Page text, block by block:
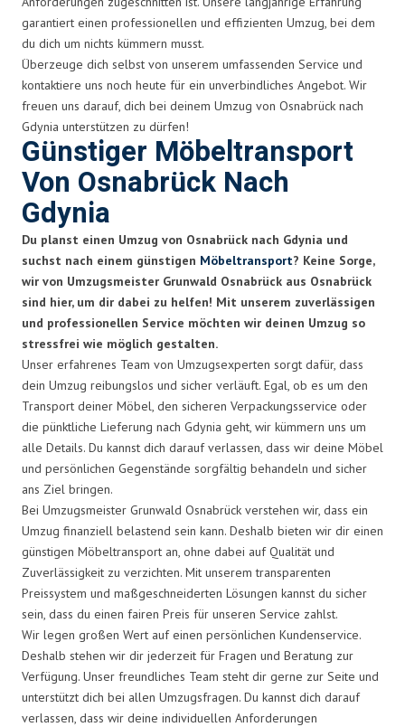
garantiert einen professionellen und effizienten Umzug, bei dem
du dich um nichts kümmern musst.
Überzeuge dich selbst von unserem umfassenden Service und
kontaktiere uns noch heute für ein unverbindliches Angebot. Wir
freuen uns darauf, dich bei deinem Umzug von Osnabrück nach
Gdynia unterstützen zu dürfen!
Günstiger Möbeltransport
Von Osnabrück Nach
Gdynia
Du planst einen Umzug von Osnabrück nach Gdynia und
suchst nach einem günstigen Möbeltransport? Keine Sorge,
wir von Umzugsmeister Grunwald Osnabrück aus Osnabrück
sind hier, um dir dabei zu helfen! Mit unserem zuverlässigen
und professionellen Service möchten wir deinen Umzug so
stressfrei wie möglich gestalten.
Unser erfahrenes Team von Umzugsexperten sorgt dafür, dass
dein Umzug reibungslos und sicher verläuft. Egal, ob es um den
Transport deiner Möbel, den sicheren Verpackungsservice oder
die pünktliche Lieferung nach Gdynia geht, wir kümmern uns um
alle Details. Du kannst dich darauf verlassen, dass wir deine Möbel
und persönlichen Gegenstände sorgfältig behandeln und sicher
ans Ziel bringen.
Bei Umzugsmeister Grunwald Osnabrück verstehen wir, dass ein
Umzug finanziell belastend sein kann. Deshalb bieten wir dir einen
günstigen Möbeltransport an, ohne dabei auf Qualität und
Zuverlässigkeit zu verzichten. Mit unserem transparenten
Preissystem und maßgeschneiderten Lösungen kannst du sicher
sein, dass du einen fairen Preis für unseren Service zahlst.
Wir legen großen Wert auf einen persönlichen Kundenservice.
Deshalb stehen wir dir jederzeit für Fragen und Beratung zur
Verfügung. Unser freundliches Team steht dir gerne zur Seite und
unterstützt dich bei allen Umzugsfragen. Du kannst dich darauf
verlassen, dass wir deine individuellen Anforderungen